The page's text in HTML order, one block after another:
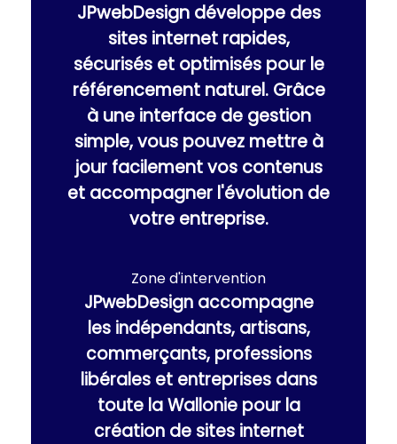
JPwebDesign développe des
sites internet rapides,
sécurisés et optimisés pour le
référencement naturel. Grâce
à une interface de gestion
simple, vous pouvez mettre à
jour facilement vos contenus
et accompagner l'évolution de
votre entreprise.
Zone d'intervention
JPwebDesign accompagne
les indépendants, artisans,
commerçants, professions
libérales et entreprises dans
toute la Wallonie pour la
création de sites internet